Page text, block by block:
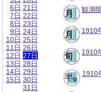
6日
7日
8日
9日
10日
11日
12日
13日
14日
15日
21日
22日
23日
24日
25日
26日
27日
28日
29日
30日
31日
観測
1910
1910
1910